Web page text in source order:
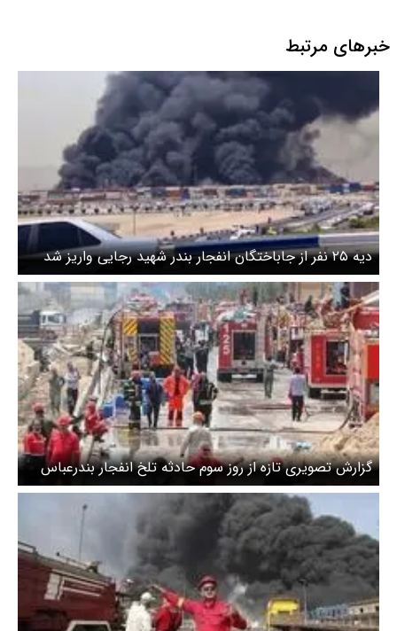
خبرهای مرتبط
دیه ۲۵ نفر از جاباختگان انفجار بندر شهید رجایی واریز شد
گزارش تصویری تازه از روز سوم حادثه تلخ انفجار بندرعباس